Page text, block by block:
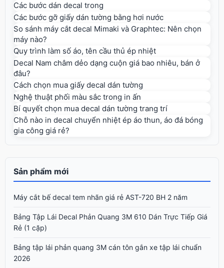
Các bước dán decal trong
Các bước gỡ giấy dán tường bằng hơi nước
So sánh máy cắt decal Mimaki và Graphtec: Nên chọn
máy nào?
Quy trình làm số áo, tên cầu thủ ép nhiệt
Decal Nam châm dẻo dạng cuộn giá bao nhiêu, bán ở
đâu?
Cách chọn mua giấy decal dán tường
Nghệ thuật phối màu sắc trong in ấn
Bí quyết chọn mua decal dán tường trang trí
Chỗ nào in decal chuyển nhiệt ép áo thun, áo đá bóng
gia công giá rẻ?
Sản phẩm mới
Máy cắt bế decal tem nhãn giá rẻ AST-720 BH 2 năm
Bảng Tập Lái Decal Phản Quang 3M 610 Dán Trực Tiếp Giá
Rẻ (1 cặp)
Bảng tập lái phản quang 3M cán tôn gắn xe tập lái chuẩn
2026